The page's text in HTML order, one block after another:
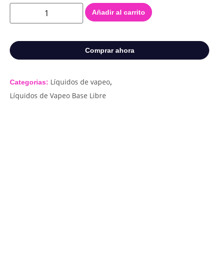
Añadir al carrito
Comprar ahora
Categorias: Líquidos de vapeo,
Líquidos de Vapeo Base Libre